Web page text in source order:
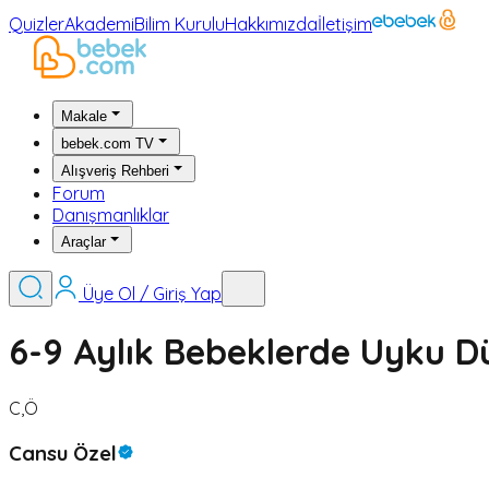
QuizlerAkademiBilim KuruluHakkımızdaİletişim
Makale
bebek.com TV
Alışveriş Rehberi
Forum
Danışmanlıklar
Araçlar
Üye Ol / Giriş Yap
6-9 Aylık Bebeklerde Uyku
C,Ö
Cansu Özel